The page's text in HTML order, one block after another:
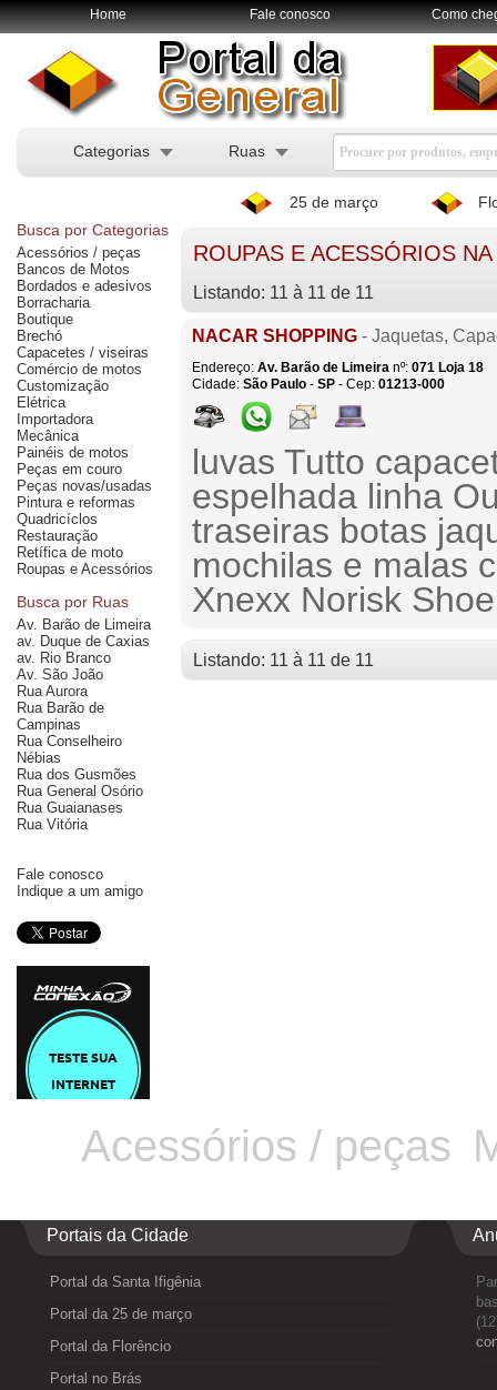
Home Fale conosco Como
Categorias Ruas
25 de março
Busca por Categorias
Acessórios / peças
Bancos de Motos
Bordados e adesivos
Borracharia
Boutique
Brechó
Capacetes / viseiras
Comércio de motos
Customização
Elétrica
Importadora
Mecânica
Painéis de motos
Peças em couro
Peças novas/usadas
Pintura e reformas
Quadricíclos
Restauração
Retífica de moto
Roupas e Acessórios
Busca por Ruas
Av. Barão de Limeira
av. Duque de Caxias
av. Rio Branco
Av. São João
Rua Aurora
Rua Barão de
Campinas
Rua Conselheiro
Nébias
Rua dos Gusmões
Rua General Osório
Rua Guaianases
Rua Vitória
Fale conosco
Indique a um amigo
ROUPAS E ACESSÓRIOS
Listando: 11 à 11 de 11
NACAR SHOPPING - Jaquetas,
Endereço: Av. Barão de Limeira nº: 071 Loja 18
Cidade: São Paulo - SP - Cep: 01213-000
luvas Tutto
espelhada linha
traseiras botas
mochilas e malas
Xnexx Norisk
Listando: 11 à 11 de 11
Acessórios / peças
Portais da Cidade
Portal da Santa Ifigênia
Portal da 25 de março
Portal da Florêncio
Portal no Brás